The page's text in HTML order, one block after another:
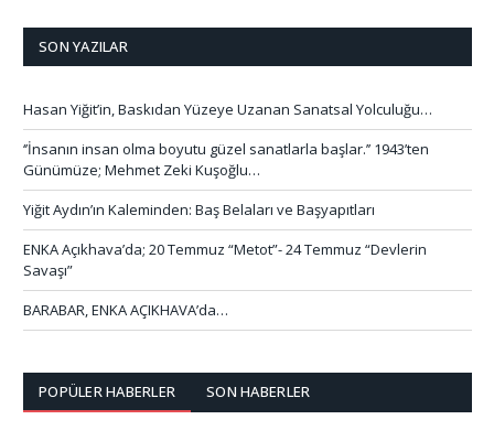
SON YAZILAR
Hasan Yiğit’in, Baskıdan Yüzeye Uzanan Sanatsal Yolculuğu…
‘’İnsanın insan olma boyutu güzel sanatlarla başlar.’’ 1943’ten
Günümüze; Mehmet Zeki Kuşoğlu…
Yiğit Aydın’ın Kaleminden: Baş Belaları ve Başyapıtları
ENKA Açıkhava’da; 20 Temmuz “Metot”- 24 Temmuz “Devlerin
Savaşı”
BARABAR, ENKA AÇIKHAVA’da…
POPÜLER HABERLER SON HABERLER